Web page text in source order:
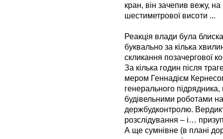
кран, він зачепив вежу,
шестиметрової висоти ...
Реакція влади була
буквально за кілька
скликання позачергової
За кілька годин після
мером Геннадієм
генерального підрядника,
будівельними роботами
держбудконтролю.
розслідування – і…
А ще сумнівне (в плані